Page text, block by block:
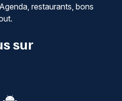
restaurants, bons
sur